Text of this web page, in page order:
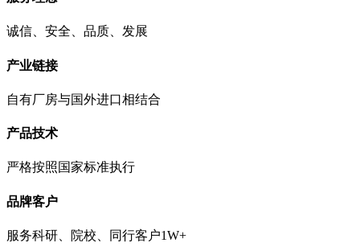
诚信、安全、品质、发展
产业链接
自有厂房与国外进口相结合
产品技术
严格按照国家标准执行
品牌客户
服务科研、院校、同行客户1W+